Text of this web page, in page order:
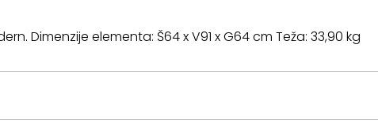
Dimenzije elementa: Š64 x V91 x G64 cm Teža: 33,90 kg